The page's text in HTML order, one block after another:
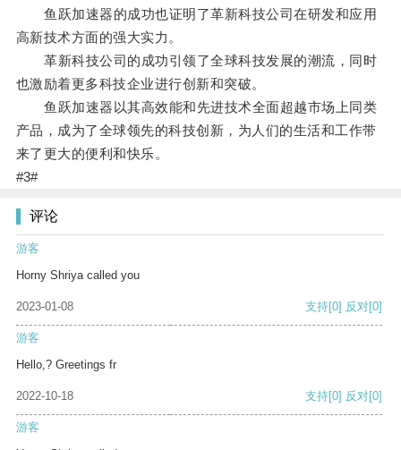
鱼跃加速器的成功也证明了革新科技公司在研发和应用
高新技术方面的强大实力。
革新科技公司的成功引领了全球科技发展的潮流，同时
也激励着更多科技企业进行创新和突破。
鱼跃加速器以其高效能和先进技术全面超越市场上同类
产品，成为了全球领先的科技创新，为人们的生活和工作带
来了更大的便利和快乐。
#3#
评论
游客
Horny Shriya called you
2023-01-08 支持[0] 反对[0]
游客
Hello,? Greetings fr
2022-10-18 支持[0] 反对[0]
游客